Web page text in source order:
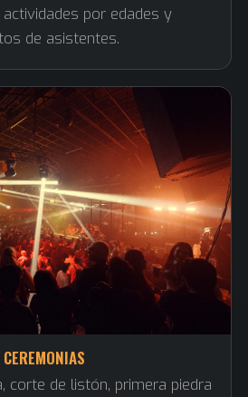
por edades y
de asistentes.
corte de listón, primera piedra